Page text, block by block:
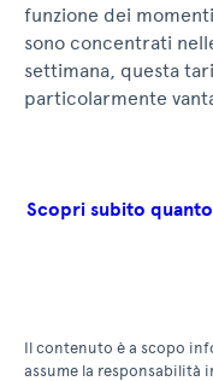
funzione dei
sono concentrati
settimana, questa
particolarmente
Scopri subito
Il contenuto è a scopo
assume la responsabilità